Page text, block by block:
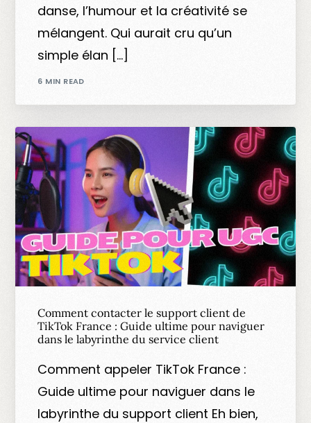
danse, l’humour et la créativité se
mélangent. Qui aurait cru qu’un
simple élan […]
6 MIN READ
Comment contacter le support client de
TikTok France : Guide ultime pour naviguer
dans le labyrinthe du service client
Comment appeler TikTok France :
Guide ultime pour naviguer dans le
labyrinthe du support client Eh bien,